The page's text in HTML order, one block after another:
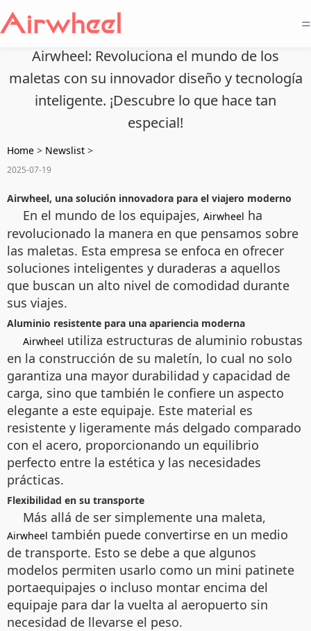
=
Airwheel: Revoluciona el mundo de los
maletas con su innovador diseño y tecnología
inteligente. ¡Descubre lo que hace tan
especial!
Home > Newslist >
2025-07-19
Airwheel, una solución innovadora para el viajero moderno
En el mundo de los equipajes, Airwheel ha
revolucionado la manera en que pensamos sobre
las maletas. Esta empresa se enfoca en ofrecer
soluciones inteligentes y duraderas a aquellos
que buscan un alto nivel de comodidad durante
sus viajes.
Aluminio resistente para una apariencia moderna
Airwheel utiliza estructuras de aluminio robustas
en la construcción de su maletín, lo cual no solo
garantiza una mayor durabilidad y capacidad de
carga, sino que también le confiere un aspecto
elegante a este equipaje. Este material es
resistente y ligeramente más delgado comparado
con el acero, proporcionando un equilibrio
perfecto entre la estética y las necesidades
prácticas.
Flexibilidad en su transporte
Más allá de ser simplemente una maleta,
Airwheel también puede convertirse en un medio
de transporte. Esto se debe a que algunos
modelos permiten usarlo como un mini patinete
portaequipajes o incluso montar encima del
equipaje para dar la vuelta al aeropuerto sin
necesidad de llevarse el peso.